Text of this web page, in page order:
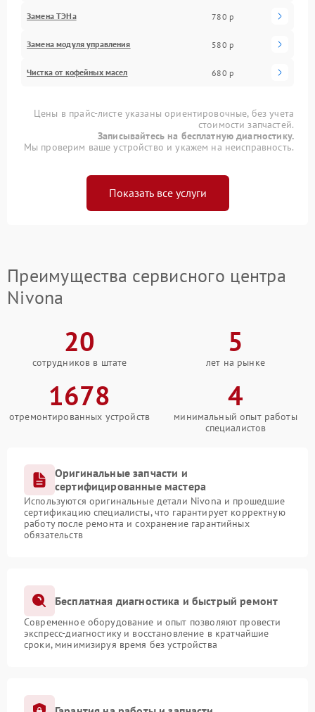
Замена ТЭНа 780 р
Замена модуля управления 580 р
Чистка от кофейных масел 680 р
Цены в прайс-листе указаны ориентировочные, без учета
стоимости запчастей.
Записывайтесь на бесплатную диагностику.
Мы проверим ваше устройство и укажем на неисправность.
Показать все услуги
Преимущества сервисного центра
Nivona
20
сотрудников в штате
5
лет на рынке
1678
отремонтированных устройств
4
минимальный опыт работы
специалистов
Оригинальные запчасти и
сертифицированные мастера
Используются оригинальные детали Nivona и прошедшие
сертификацию специалисты, что гарантирует корректную
работу после ремонта и сохранение гарантийных
обязательств
Бесплатная диагностика и быстрый ремонт
Современное оборудование и опыт позволяют провести
экспресс-диагностику и восстановление в кратчайшие
сроки, минимизируя время без устройства